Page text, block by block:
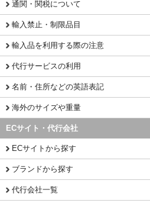
通関・関税について
輸入禁止・制限品目
輸入品を利用する際の注意
代行サービスの利用
名前・住所などの英語表記
海外のサイズや重量
ECサイト・代行会社
ECサイトから探す
ブランドから探す
代行会社一覧